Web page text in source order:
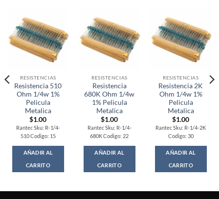
RESISTENCIAS
Resistencia 510
Ohm 1/4w 1%
Pelicula
Metalica
$1.00
Rantec Sku: R-1/4-
510 Codigo: 15
AÑADIR AL
CARRITO
RESISTENCIAS
Resistencia
680K Ohm 1/4w
1% Pelicula
Metalica
$1.00
Rantec Sku: R-1/4-
680K Codigo: 22
AÑADIR AL
CARRITO
RESISTENCIAS
Resistencia 2K
Ohm 1/4w 1%
Pelicula
Metalica
$1.00
Rantec Sku: R-1/4-2K
Codigo: 30
AÑADIR AL
CARRITO